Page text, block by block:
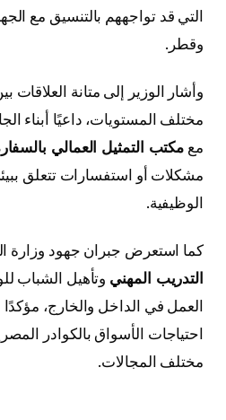
التي قد تواجههم بالتنسيق مع
وقطر.
وأشار الوزير إلى متانة العلاقات
مختلف المستويات، داعيًا أبناء
مع مكتب التمثيل العمالي
مشكلات أو استفسارات تتعلق
الوظيفية.
كما استعرض جبران جهود وزارة
التدريب المهني وتأهيل الشباب
العمل في الداخل والخارج، مؤكدًا
احتياجات الأسواق بالكوادر
مختلف المجالات.